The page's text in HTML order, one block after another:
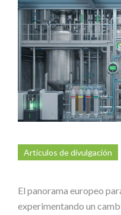
Artículos de divulgación
El panorama europeo
experimentando un